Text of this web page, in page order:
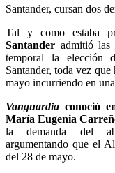
Santander, cursan dos
Tal y como estaba
Santander admitió las
temporal la elección
Santander, toda vez
mayo incurriendo en
Vanguardia conoció
María Eugenia
la demanda del
argumentando que el
del 28 de mayo.